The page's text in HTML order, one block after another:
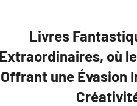
Livres
Extraordinaires, où
Offrant une Évasion